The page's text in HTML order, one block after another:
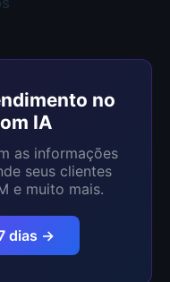
no
IA
as informações
seus clientes
e muito mais.
dias →